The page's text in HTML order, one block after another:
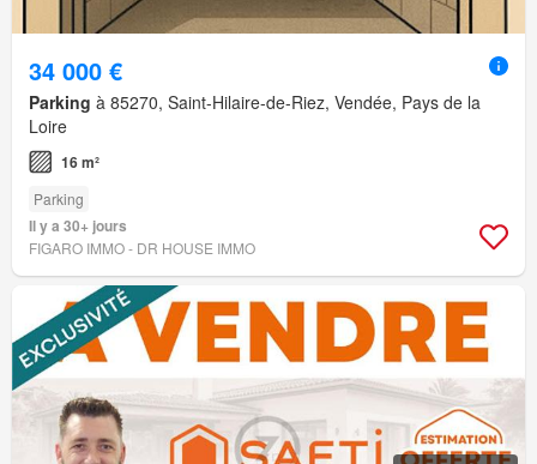
34 000 €
Parking à 85270, Saint-Hilaire-de-Riez, Vendée, Pays de la
Loire
16 m²
Parking
Il y a 30+ jours
FIGARO IMMO - DR HOUSE IMMO